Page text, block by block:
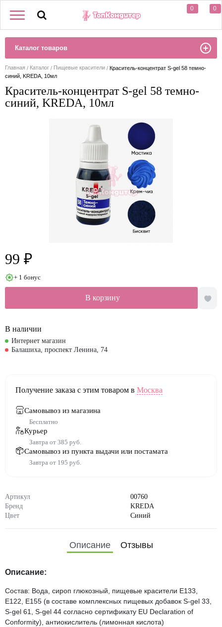
0 0
Каталог товаров
Главная Каталог Пищевые красители
Краситель-концентрат S-gel 58 темно-
синий, KREDA, 10мл
Краситель-концентрат S-gel 58 темно-
синий, KREDA, 10мл
Артикул
00760
Бренд
KREDA
Цвет
Синий
99 ₽
+ 1 бонус
В корзину
В наличии
Интернет магазин
Балашиха, проспект Ленина, 74
Получение заказа с этим товаром в Москва
Самовывоз из магазина
Бесплатно
Курьер
Завтра от 385 руб.
Самовывоз из пункта выдачи или постамата
Завтра от 195 руб.
Описание Отзывы
Описание:
Состав: Вода, сироп глюкозный, пищевые красители Е133,
Е122, Е155 (в составе комплексных пищевых добавок S-gel 33,
S-gel 61, S-gel 44 согласно сертификату EU Declaration of
Conformity), антиокислитель (лимонная кислота)